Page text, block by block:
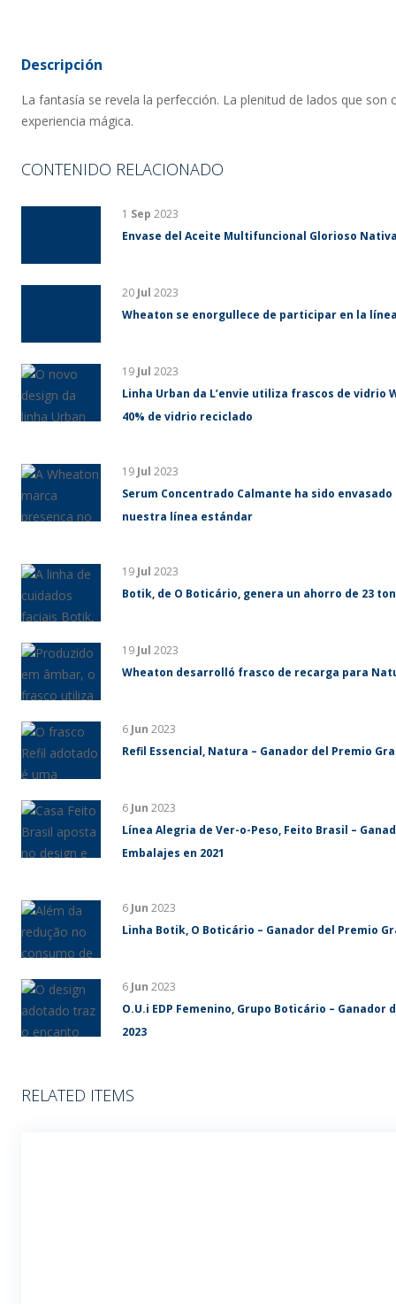
Descripción
La fantasía se revela la perfección. La plenitud de lados que son
experiencia mágica.
CONTENIDO RELACIONADO
1 Sep 2023
Envase del Aceite Multifuncional Glorioso Nativa
20Jul 2023
Wheaton se enorgullece de participar en la
19Jul 2023
Linha Urban da L’envie utiliza frascos de vidrio
40% de vidrio reciclado
19Jul 2023
Serum Concentrado Calmante ha sido
nuestra línea estándar
19Jul 2023
Botik, de O Boticário, genera un ahorro de 23
19Jul 2023
Wheaton desarrolló frasco de recarga para
6Jun 2023
Refil Essencial, Natura – Ganador del Premio
6Jun 2023
Línea Alegria de Ver-o-Peso, Feito Brasil –
Embalajes en 2021
6Jun 2023
Linha Botik, O Boticário – Ganador del Premio
6Jun 2023
O.U.i EDP Femenino, Grupo Boticário –
2023
RELATED ITEMS